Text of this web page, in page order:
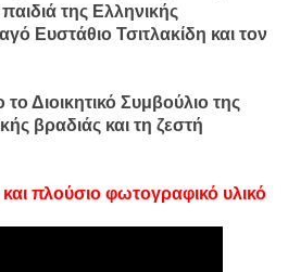
της Ελληνικής
Ευστάθιο Τσιτλακίδη και τον
Διοικητικό Συμβούλιο της
βραδιάς και τη ζεστή
πλούσιο φωτογραφικό υλικό